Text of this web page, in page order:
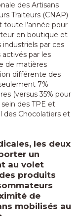
des Artisans
Traiteurs (CNAP)
toute l’année pour
en boutique et
industriels par ces
par les
de matières
différente des
7%
(versus 35% pour
des TPE et
des Chocolatiers et
les deux
un
au volet
produits
de
mobilisés au